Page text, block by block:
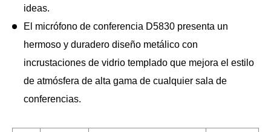
ideas.
El micrófono de conferencia D5830 presenta un
hermoso y duradero diseño metálico con
incrustaciones de vidrio templado que mejora el estilo
de atmósfera de alta gama de cualquier sala de
conferencias.